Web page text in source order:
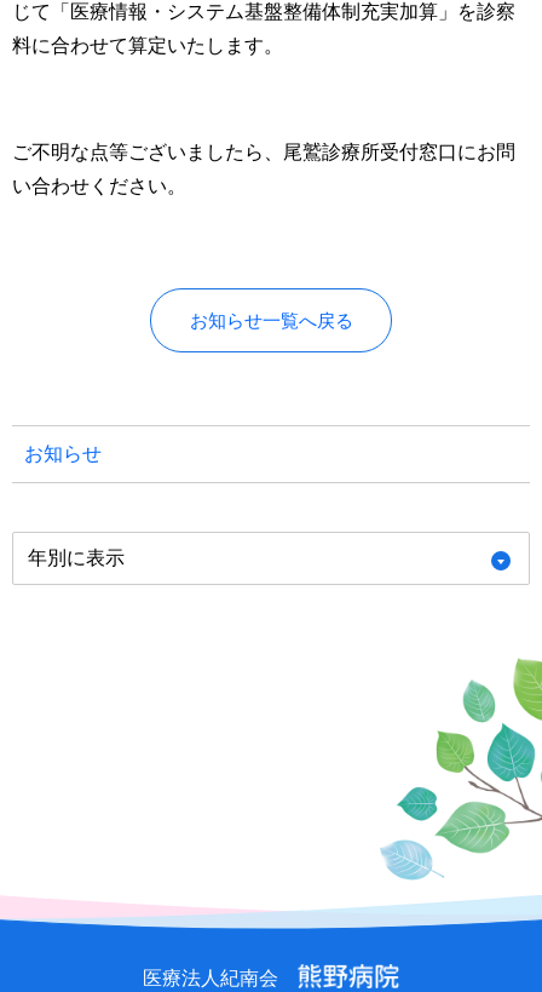
じて「医療情報・システム基盤整備体制充実加算」を診察
料に合わせて算定いたします。
ご不明な点等ございましたら、尾鷲診療所受付窓口にお問
い合わせください。
お知らせ一覧へ戻る
お知らせ
年別に表示
医療法人紀南会